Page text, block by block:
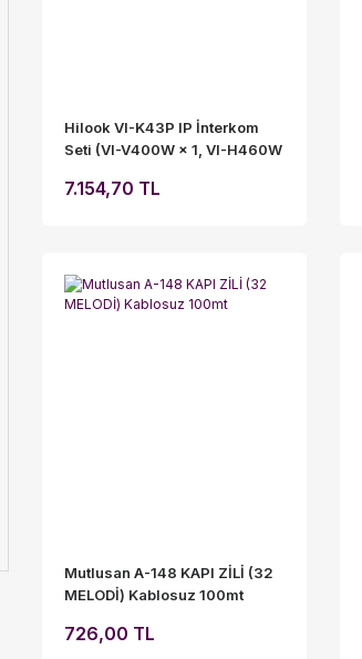
Hilook VI-K43P IP İnterkom
Seti (VI-V400W × 1, VI-H460W
7.154,70 TL
Mutlusan A-148 KAPI ZİLİ (32
MELODİ) Kablosuz 100mt
726,00 TL